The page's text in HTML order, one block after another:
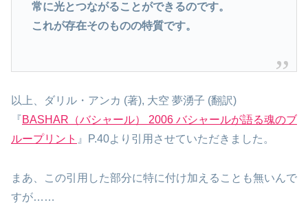
常に光とつながることができるのです。
これが存在そのものの特質です。
以上、ダリル・アンカ (著), 大空 夢湧子 (翻訳)
『BASHAR（バシャール） 2006 バシャールが語る魂のブ
ループリント 』P.40より引用させていただきました。
まあ、この引用した部分に特に付け加えることも無いんで
すが……